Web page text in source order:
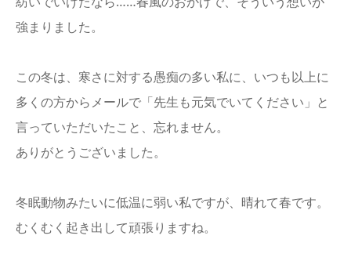
強まりました。
この冬は、寒さに対する愚痴の多い私に、いつも以上に
多くの方からメールで「先生も元気でいてください」と
言っていただいたこと、忘れません。
ありがとうございました。
冬眠動物みたいに低温に弱い私ですが、晴れて春です。
むくむく起き出して頑張りますね。